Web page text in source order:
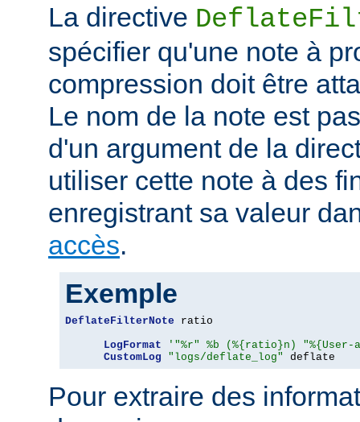
La directive
spécifier qu'une note à
compression doit être
Le nom de la note est
d'un argument de la
utiliser cette note à des
enregistrant sa valeur
accès.
Exemple
DeflateFilterNote ratio
LogFormat
'"%r" %b (%{ratio}n)
CustomLog
"logs/deflate_log" deflate
Pour extraire des